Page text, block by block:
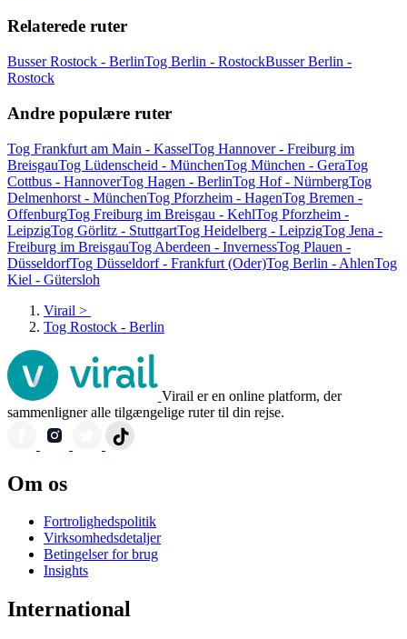
Relaterede ruter
Busser Rostock - BerlinTog Berlin - RostockBusser Berlin -
Rostock
Andre populære ruter
Tog Frankfurt am Main - KasselTog Hannover - Freiburg im
BreisgauTog Lüdenscheid - MünchenTog München - GeraTog
Cottbus - HannoverTog Hagen - BerlinTog Hof - NürnbergTog
Delmenhorst - MünchenTog Pforzheim - HagenTog Bremen -
OffenburgTog Freiburg im Breisgau - KehlTog Pforzheim -
LeipzigTog Görlitz - StuttgartTog Heidelberg - LeipzigTog Jena -
Freiburg im BreisgauTog Aberdeen - InvernessTog Plauen -
DüsseldorfTog Düsseldorf - Frankfurt (Oder)Tog Berlin - AhlenTog
Kiel - Gütersloh
Virail >
Tog Rostock - Berlin
Virail er en online platform, der
sammenligner alle tilgængelige ruter til din rejse.
Om os
Fortrolighedspolitik
Virksomhedsdetaljer
Betingelser for brug
Insights
International